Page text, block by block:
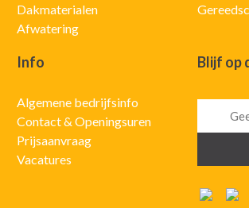
Dakmaterialen
Afwatering
Info
Algemene bedrijfsinfo
Contact & Openingsuren
Prijsaanvraag
Vacatures
Blijf op